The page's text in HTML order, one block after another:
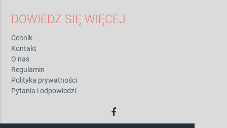
DOWIEDZ SIĘ WIĘCEJ
Cennik
Kontakt
O nas
Regulamin
Polityka prywatności
Pytania i odpowiedzi